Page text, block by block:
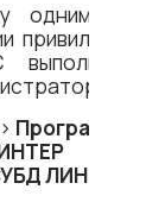
одним из
Программы
=​>
ЛИНТЕР